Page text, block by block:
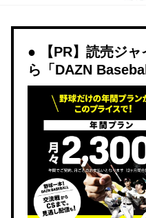
【PR】読売ジ
ら「DAZN